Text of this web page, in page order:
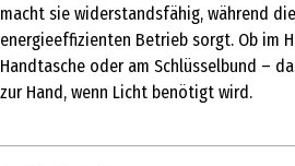
macht sie widerstandsfähig, während
energieeffizienten Betrieb sorgt. Ob im
Handtasche oder am Schlüsselbund –
zur Hand, wenn Licht benötigt wird.